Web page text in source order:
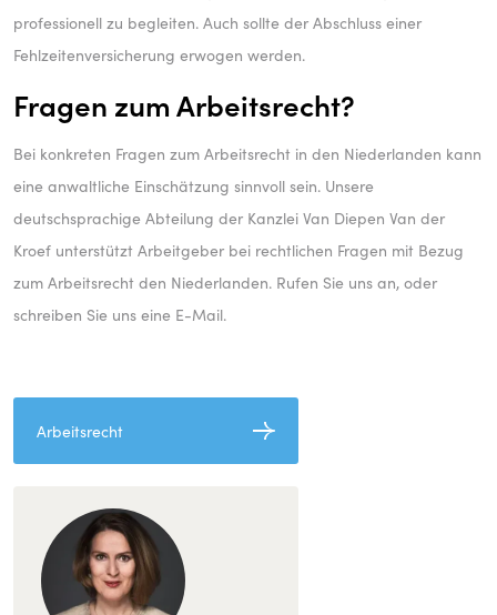
professionell zu begleiten. Auch sollte der Abschluss einer
Fehlzeitenversicherung erwogen werden.
Fragen zum Arbeitsrecht?
Bei konkreten Fragen zum Arbeitsrecht in den Niederlanden kann
eine anwaltliche Einschätzung sinnvoll sein. Unsere
deutschsprachige Abteilung der Kanzlei Van Diepen Van der
Kroef unterstützt Arbeitgeber bei rechtlichen Fragen mit Bezug
zum Arbeitsrecht den Niederlanden. Rufen Sie uns an, oder
schreiben Sie uns eine E-Mail.
Arbeitsrecht